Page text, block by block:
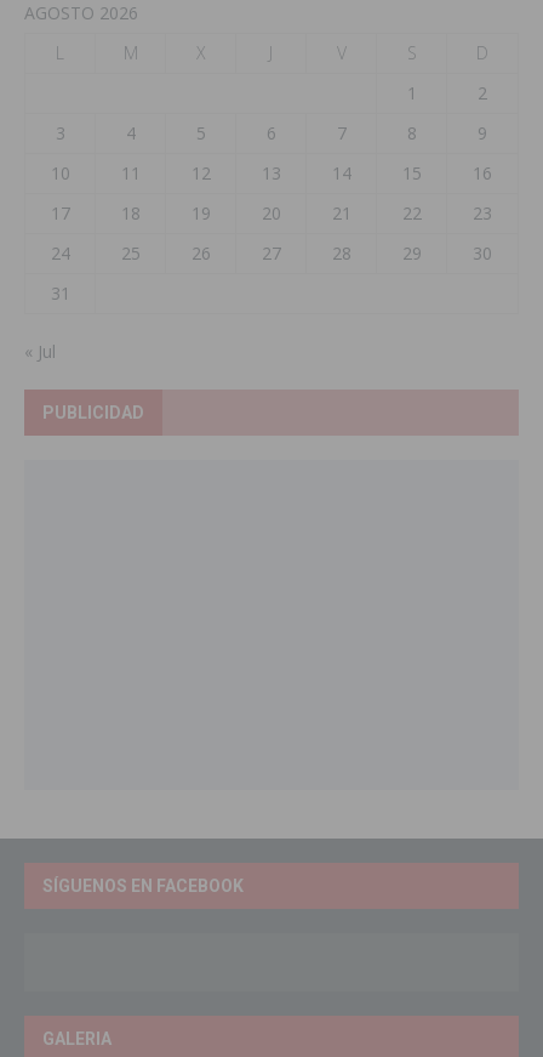
AGOSTO 2026
L
M X J V S
D
1
2
3
4 5 6 7 8
9
10
11 12 13 14 15
16
17
18 19 20 21 22
23
24
25 26 27 28 29
30
31
« Jul
PUBLICIDAD
SÍGUENOS EN FACEBOOK
GALERIA